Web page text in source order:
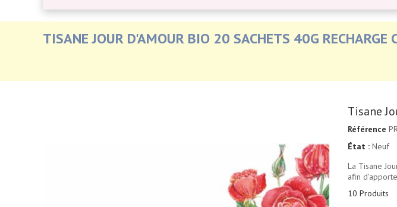
TISANE JOUR D'AMOUR BIO 20 SACHETS 40G RECHARGE
Tisane
Référence
État : Neuf
La Tisane
afin
10 Produits